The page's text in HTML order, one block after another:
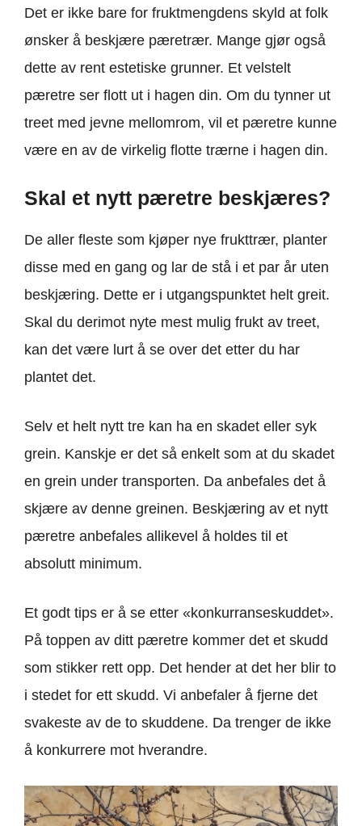
Det er ikke bare for fruktmengdens skyld at folk
ønsker å beskjære pæretrær. Mange gjør også
dette av rent estetiske grunner. Et velstelt
pæretre ser flott ut i hagen din. Om du tynner ut
treet med jevne mellomrom, vil et pæretre kunne
være en av de virkelig flotte trærne i hagen din.
Skal et nytt pæretre beskjæres?
De aller fleste som kjøper nye frukttrær, planter
disse med en gang og lar de stå i et par år uten
beskjæring. Dette er i utgangspunktet helt greit.
Skal du derimot nyte mest mulig frukt av treet,
kan det være lurt å se over det etter du har
plantet det.
Selv et helt nytt tre kan ha en skadet eller syk
grein. Kanskje er det så enkelt som at du skadet
en grein under transporten. Da anbefales det å
skjære av denne greinen. Beskjæring av et nytt
pæretre anbefales allikevel å holdes til et
absolutt minimum.
Et godt tips er å se etter «konkurranseskuddet».
På toppen av ditt pæretre kommer det et skudd
som stikker rett opp. Det hender at det her blir to
i stedet for ett skudd. Vi anbefaler å fjerne det
svakeste av de to skuddene. Da trenger de ikke
å konkurrere mot hverandre.